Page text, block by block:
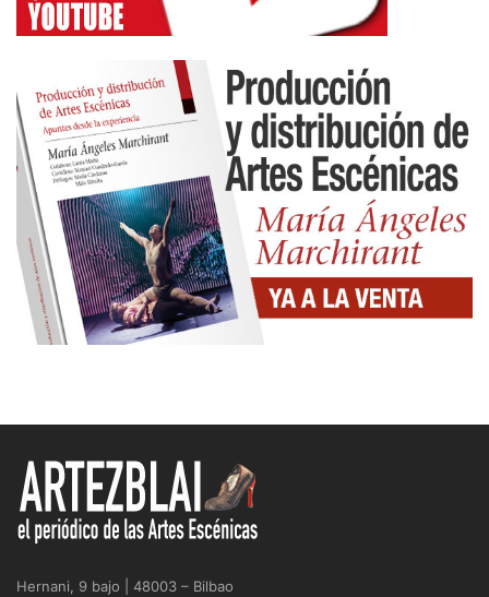
Hernani, 9 bajo | 48003 – Bilbao